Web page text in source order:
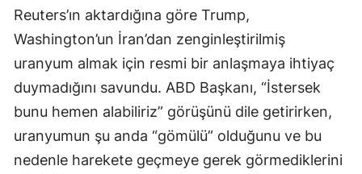
Reuters’ın aktardığına göre Trump,
Washington’un İran’dan zenginleştirilmiş
uranyum almak için resmi bir anlaşmaya ihtiyaç
duymadığını savundu. ABD Başkanı, “İstersek
bunu hemen alabiliriz” görüşünü dile getirirken,
uranyumun şu anda “gömülü” olduğunu ve bu
nedenle harekete geçmeye gerek görmediklerini